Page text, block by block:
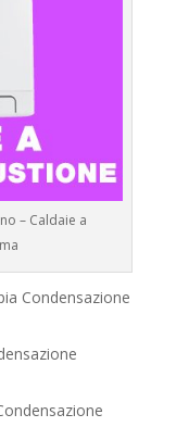
– Caldaie a
Condensazione